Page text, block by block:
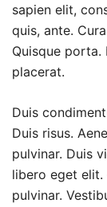
sapien elit,
quis, ante.
Quisque porta.
placerat.
Duis
Duis risus.
pulvinar. Duis
libero eget elit.
pulvinar.